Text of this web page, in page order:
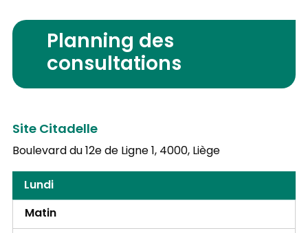
Planning des
consultations
Site Citadelle
Boulevard du 12e de Ligne 1,4000, Liège
Lundi
Matin